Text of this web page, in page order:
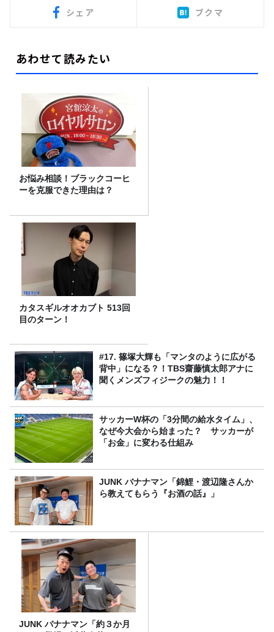
シェア ブクマ
あわせて読みたい
お悩み相談！ブラックコーヒ
ーを克服できた理由は？
カタスギルオオカブト 513回
目のターン！
#17. 篠塚大輝も「マンタのように広がる
背中」になる？！TBS齋藤慎太郎アナに
聞くメンズフィジークの魅力！！
サッカーW杯の「3分間の給水タイム」、
なぜ今大会から始まった？ サッカーが
「お金」に変わる仕組み
JUNK バナナマン「錦鯉・渡辺隆さんか
ら教えてもらう『お酒の話』」
JUNK バナナマン「約３か月